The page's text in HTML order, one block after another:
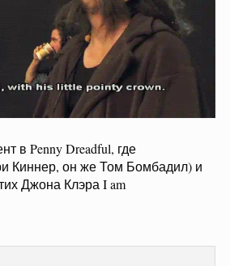
в Penny Dreadful, где
Киннер, он же Том Бомбадил) и
Джона Клэра I am